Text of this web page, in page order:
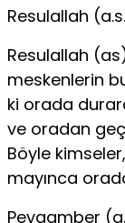
Resulallah
Resulallah
meskenle­rin
ki orada
ve oradan
Böyle
mayınca
Peygamber